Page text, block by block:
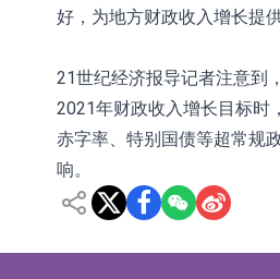
好，为地方财政收入增长提
21世纪经济报导记者注意到
2021年财政收入增长目标时
赤字率、特别国债等超常规
响。